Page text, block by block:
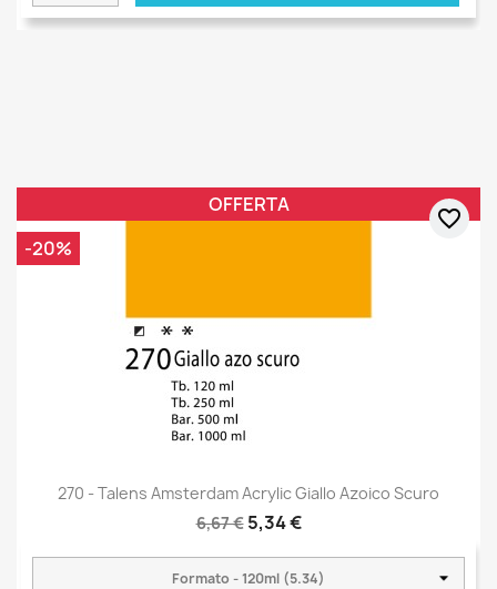
270 - Talens Amsterdam Acrylic Giallo Azoico Scuro
6,67 € 5,34 €
OFFERTA
-20%
favorite_border